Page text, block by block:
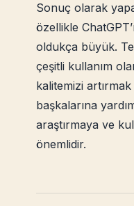
Sonuç olarak
özellikle
oldukça büyük.
çeşitli kullanım
kalitemizi
başkalarına
araştırmaya ve
önemlidir.